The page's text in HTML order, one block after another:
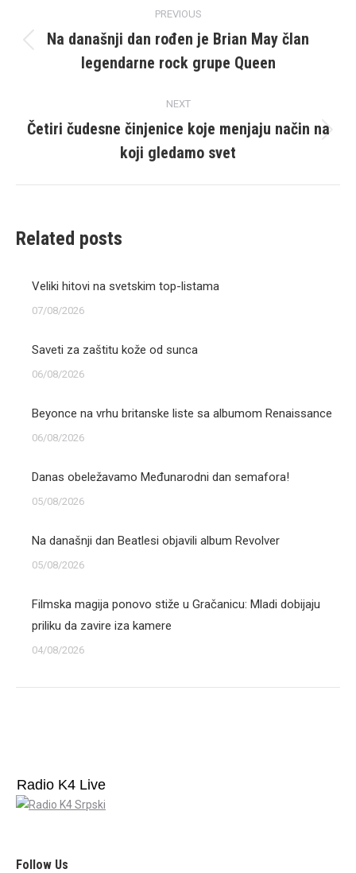
navigation
PREVIOUS
Previous
post:
Na današnji dan rođen je Brian May član
legendarne rock grupe Queen
NEXT
Next
post:
Četiri čudesne činjenice koje menjaju način na
koji gledamo svet
Related posts
Veliki hitovi na svetskim top-listama
07/08/2026
Saveti za zaštitu kože od sunca
06/08/2026
Beyonce na vrhu britanske liste sa albumom Renaissance
06/08/2026
Danas obeležavamo Međunarodni dan semafora!
05/08/2026
Na današnji dan Beatlesi objavili album Revolver
05/08/2026
Filmska magija ponovo stiže u Gračanicu: Mladi dobijaju
priliku da zavire iza kamere
04/08/2026
Radio K4 Live
Follow Us